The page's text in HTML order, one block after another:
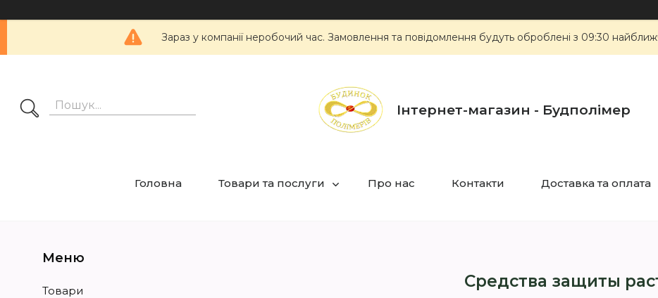
Зараз у компанії неробочий час. Замовлення та повідомлення будуть оброблені з 09:30
Інтернет-магазин - Будполімер
Головна Товари та послуги Про нас Контакти Доставка та оплата
Средства защиты
Товари